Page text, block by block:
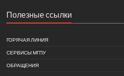
Полезные ссылки
ГОРЯЧАЯ ЛИНИЯ
СЕРВИСЫ МГПУ
ОБРАЩЕНИЯ